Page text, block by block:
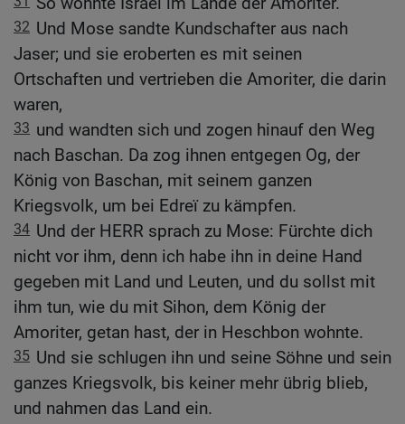
32 Und Mose sandte Kundschafter aus nach
Jaser; und sie eroberten es mit seinen
Ortschaften und vertrieben die Amoriter, die darin
waren,
33 und wandten sich und zogen hinauf den Weg
nach Baschan. Da zog ihnen entgegen Og, der
König von Baschan, mit seinem ganzen
Kriegsvolk, um bei Edreï zu kämpfen.
34 Und der HERR sprach zu Mose: Fürchte dich
nicht vor ihm, denn ich habe ihn in deine Hand
gegeben mit Land und Leuten, und du sollst mit
ihm tun, wie du mit Sihon, dem König der
Amoriter, getan hast, der in Heschbon wohnte.
35 Und sie schlugen ihn und seine Söhne und sein
ganzes Kriegsvolk, bis keiner mehr übrig blieb,
und nahmen das Land ein.